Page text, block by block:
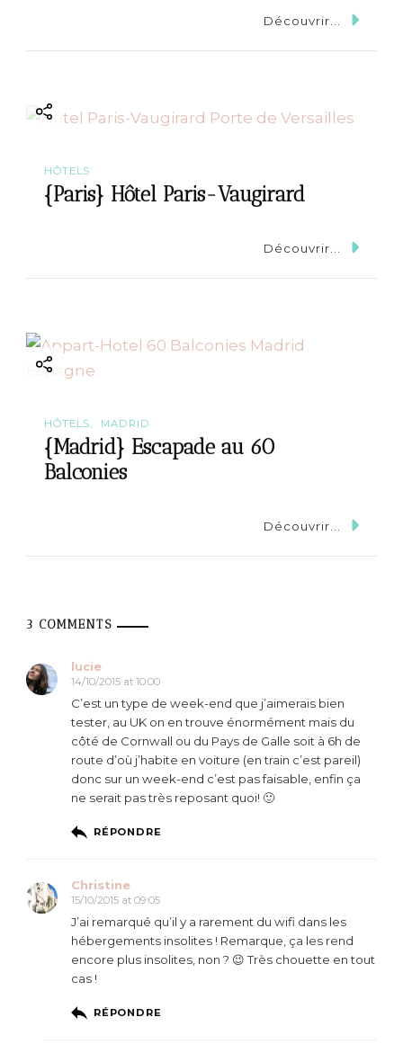
Découvrir...
HÔTELS
{Paris} Hôtel Paris-Vaugirard
Découvrir...
HÔTELS MADRID
{Madrid} Escapade au 60
Balconies
Découvrir...
3 COMMENTS
lucie
14/10/2015 at 10:00
C’est un type de week-end que j’aimerais bien
tester, au UK on en trouve énormément mais du
côté de Cornwall ou du Pays de Galle soit à 6h de
route d’où j’habite en voiture (en train c’est pareil)
donc sur un week-end c’est pas faisable, enfin ça
ne serait pas très reposant quoi! 🙂
RÉPONDRE
Christine
15/10/2015 at 09:05
J’ai remarqué qu’il y a rarement du wifi dans les
hébergements insolites ! Remarque, ça les rend
encore plus insolites, non ? 😉 Très chouette en tout
cas !
RÉPONDRE